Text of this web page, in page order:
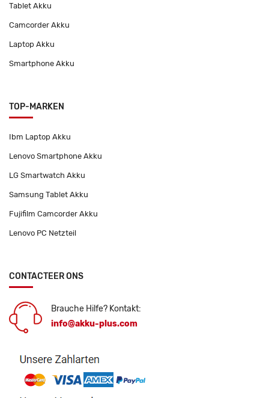
Tablet Akku
Camcorder Akku
Laptop Akku
Smartphone Akku
TOP-MARKEN
Ibm Laptop Akku
Lenovo Smartphone Akku
LG Smartwatch Akku
Samsung Tablet Akku
Fujifilm Camcorder Akku
Lenovo PC Netzteil
CONTACTEER ONS
Brauche Hilfe? Kontakt:
info@akku-plus.com